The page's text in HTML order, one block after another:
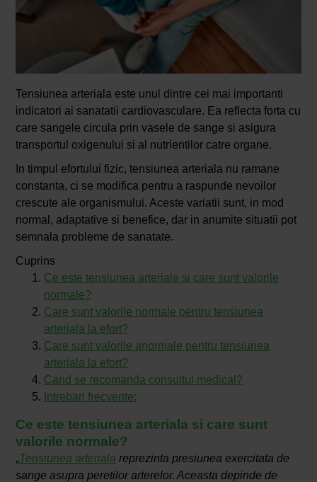
Tensiunea arteriala este unul dintre cei mai importanti
indicatori ai sanatatii cardiovasculare. Ea reflecta forta cu
care sangele circula prin vasele de sange si asigura
transportul oxigenului si al nutrientilor catre organe.
In timpul efortului fizic, tensiunea arteriala nu ramane
constanta, ci se modifica pentru a raspunde nevoilor
crescute ale organismului. Aceste variatii sunt, in mod
normal, adaptative si benefice, dar in anumite situatii pot
semnala probleme de sanatate.
Cuprins
Ce este tensiunea arteriala si care sunt valorile
normale?
Care sunt valorile normale pentru tensiunea
arteriala la efort?
Care sunt valorile anormale pentru tensiunea
arteriala la efort?
Cand se recomanda consultul medical?
Intrebari frecvente:
Ce este tensiunea arteriala si care sunt
valorile normale?
„Tensiunea arteriala reprezinta presiunea exercitata de
sange asupra peretilor arterelor. Aceasta depinde de